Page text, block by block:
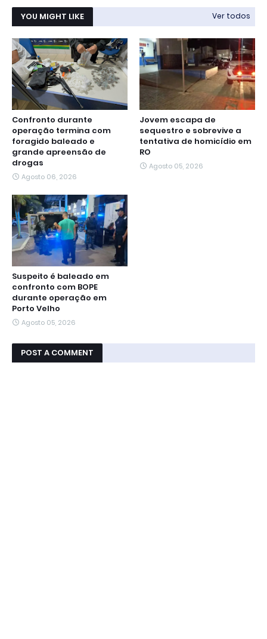
YOU MIGHT LIKE Ver todos
Confronto durante
operação termina com
foragido baleado e
grande apreensão de
drogas
Agosto 06, 2026
Jovem escapa de
sequestro e sobrevive a
tentativa de homicídio em
RO
Agosto 05, 2026
Suspeito é baleado em
confronto com BOPE
durante operação em
Porto Velho
Agosto 05, 2026
POST A COMMENT